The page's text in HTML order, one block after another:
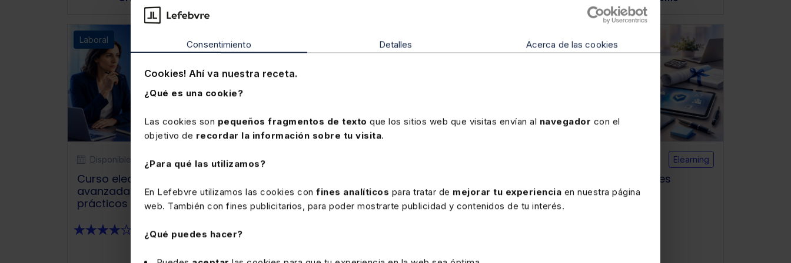
Consentimiento Detalles Acerca de las cookies
Cookies! Ahí va nuestra receta.
¿Qué es una cookie?
Las cookies son pequeños fragmentos de texto que los sitios web que visitas envían al navegador con el
objetivo de recordar la información sobre tu visita.
¿Para qué las utilizamos?
En Lefebvre utilizamos las cookies con fines analíticos para tratar de mejorar tu experiencia en nuestra página
web. También con fines publicitarios, para poder mostrarte publicidad y contenidos de tu interés.
¿Qué puedes hacer?
Laboral
Disponible Elearning
Curso elearning Cotización
avanzada mediante casos
prácticos
★★★★★
electrónica. Próximos retos para las
empresas y profesionales
Laboral
Elearning
Curso elearning Novedades
laborales 2026